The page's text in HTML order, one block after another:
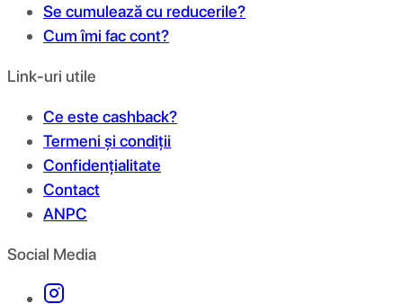
Se cumulează cu reducerile?
Cum îmi fac cont?
Link-uri utile
Ce este cashback?
Termeni și condiții
Confidențialitate
Contact
ANPC
Social Media